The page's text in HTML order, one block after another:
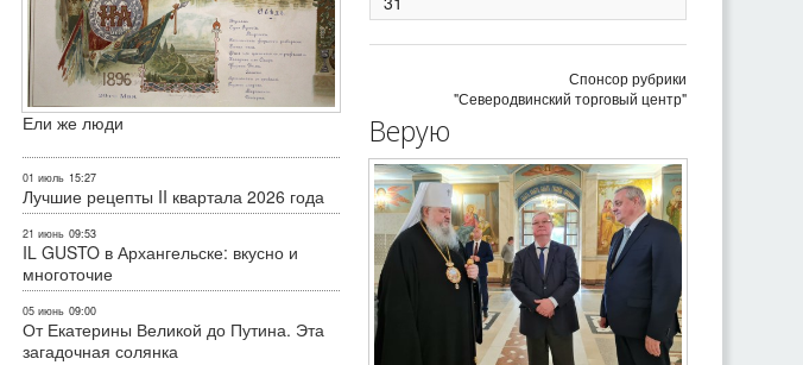
Ели же люди
01 июль 15:27
Лучшие рецепты II квартала 2026 года
21 июнь 09:53
IL GUSTO в Архангельске: вкусно и
многоточие
05 июнь 09:00
От Екатерины Великой до Путина. Эта
загадочная солянка
Спонсор рубрики
"Северодвинский торговый центр"
Верую